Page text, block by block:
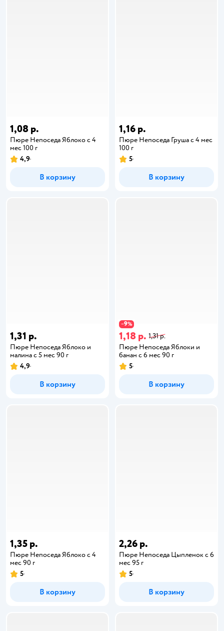
1,08 р.
Пюре Непоседа Яблоко с 4
мес 100 г
4,9
В корзину
1,16 р.
Пюре Непоседа Груша с 4 мес
100 г
5
В корзину
1,31 р.
Пюре Непоседа Яблоко и
малина с 5 мес 90 г
4,9
В корзину
−9%
1,18 р. 1,31 р.
Пюре Непоседа Яблоки и
банан с 6 мес 90 г
5
В корзину
1,35 р.
Пюре Непоседа Яблоко с 4
мес 90 г
5
В корзину
2,26 р.
Пюре Непоседа Цыпленок с 6
мес 95 г
5
В корзину